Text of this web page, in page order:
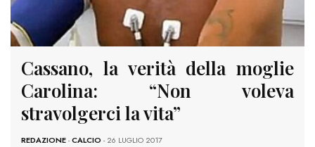
Cassano, la verità della moglie
Carolina: “Non voleva
stravolgerci la vita”
REDAZIONE-CALCIO - 26 LUGLIO 2017